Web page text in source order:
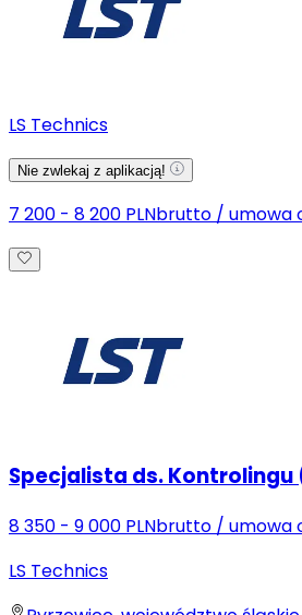
LS Technics
Nie zwlekaj z aplikacją!
7 200 - 8 200 PLNbrutto / umowa
Specjalista ds. Kontrolingu
8 350 - 9 000 PLNbrutto / umowa
LS Technics